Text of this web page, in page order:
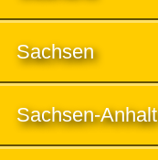
Sachsen
Sachsen-Anhalt